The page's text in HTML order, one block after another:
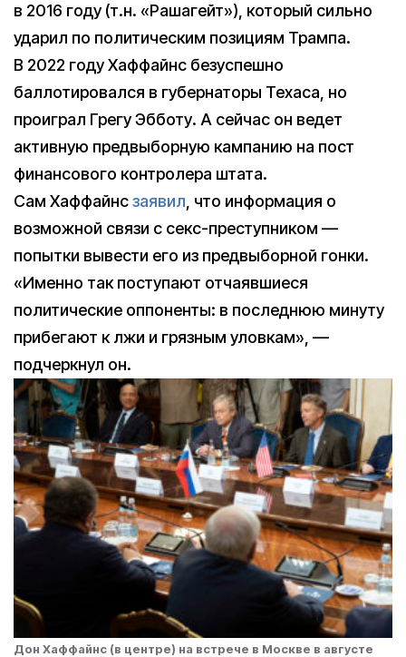
в 2016 году (т.н. «Рашагейт»), который сильно
ударил по политическим позициям Трампа.
В 2022 году Хаффайнс безуспешно
баллотировался в губернаторы Техаса, но
проиграл Грегу Эбботу. А сейчас он ведет
активную предвыборную кампанию на пост
финансового контролера штата.
Сам Хаффайнсзаявил, что информация о
возможной связи с секс-преступником —
попытки вывести его из предвыборной гонки.
«Именно так поступают отчаявшиеся
политические оппоненты: в последнюю минуту
прибегают к лжи и грязным уловкам», —
подчеркнул он.
Дон Хаффайнс (в центре) на встрече в Москве в августе